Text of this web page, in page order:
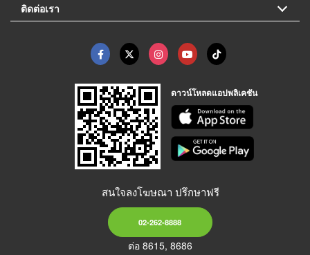
ติดต่อเรา
ดาวน์โหลดแอปพลิเคชัน
สนใจลงโฆษณา ปรึกษาฟรี
02-262-8888
ต่อ 8615, 8686